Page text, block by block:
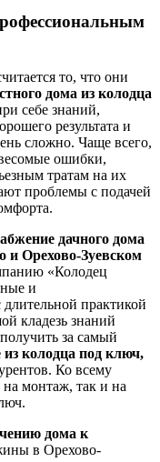
то, что они
дома из колодца
себе знаний,
результата и
сложно. Чаще всего,
ошибки,
тратам на их
проблемы с подачей
дачного дома
и Орехово-Зуевском
«Колодец
и
практикой
кладезь знаний
за самый
из колодца под ключ,
Ко всему
монтаж, так и на
дома к
в Орехово-